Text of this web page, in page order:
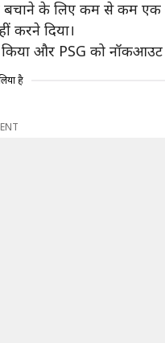
बचाने के लिए कम से कम
करने दिया।
और PSG को नॉकआउट
है